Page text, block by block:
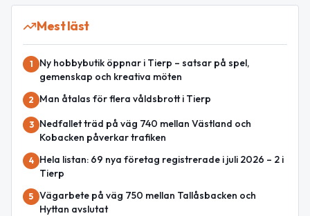
Mest läst
1
Ny hobbybutik öppnar i Tierp – satsar på spel,
gemenskap och kreativa möten
2 Man åtalas för flera våldsbrott i Tierp
3
Nedfallet träd på väg 740 mellan Västland och
Kobacken påverkar trafiken
4
Hela listan: 69 nya företag registrerade i juli 2026 – 2 i
Tierp
5 Vägarbete på väg 750 mellan Tallåsbacken och
Hyttan avslutat